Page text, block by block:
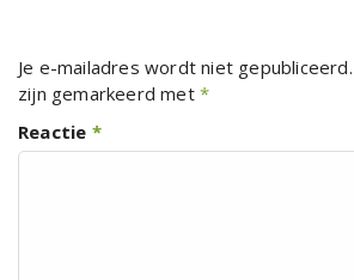
Je e-mailadres wordt niet gepubliceerd.
zijn gemarkeerd met *
Reactie *